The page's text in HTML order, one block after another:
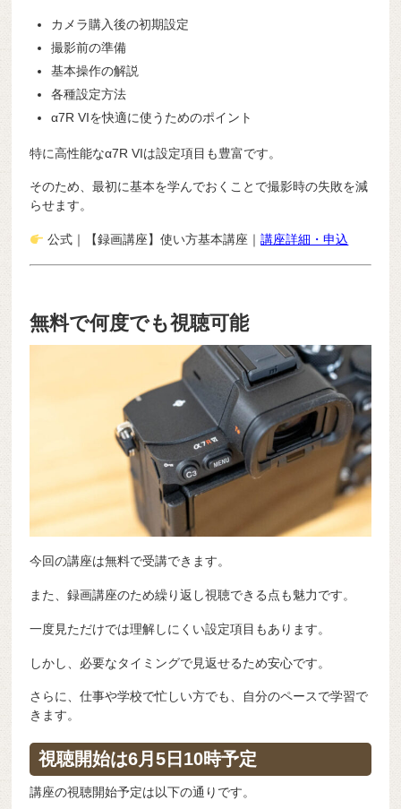
カメラ購入後の初期設定
撮影前の準備
基本操作の解説
各種設定方法
α7R VIを快適に使うためのポイント
特に高性能なα7R VIは設定項目も豊富です。
そのため、最初に基本を学んでおくことで撮影時の失敗を減
らせます。
公式｜ 【録画講座】使い方基本講座｜講座詳細・申込
無料で何度でも視聴可能
今回の講座は無料で受講できます。
また、録画講座のため繰り返し視聴できる点も魅力です。
一度見ただけでは理解しにくい設定項目もあります。
しかし、必要なタイミングで見返せるため安心です。
さらに、仕事や学校で忙しい方でも、自分のペースで学習で
きます。
視聴開始は6月5日10時予定
講座の視聴開始予定は以下の通りです。